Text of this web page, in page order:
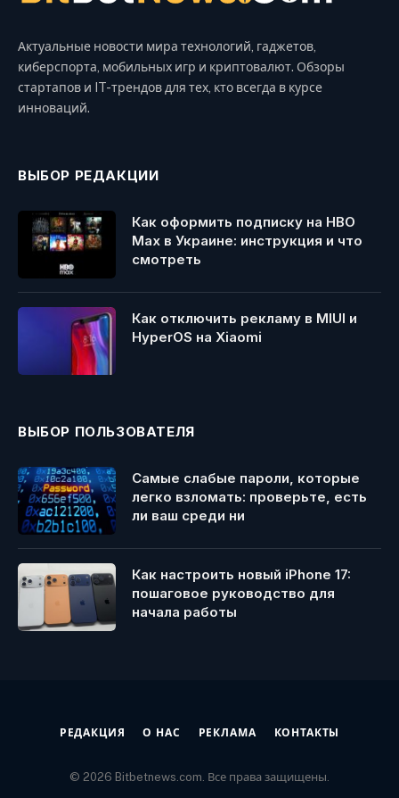
Актуальные новости мира технологий, гаджетов,
киберспорта, мобильных игр и криптовалют. Обзоры
стартапов и IT-трендов для тех, кто всегда в курсе
инноваций.
ВЫБОР РЕДАКЦИИ
Как оформить подписку на HBO
Max в Украине: инструкция и что
смотреть
Как отключить рекламу в MIUI и
HyperOS на Xiaomi
ВЫБОР ПОЛЬЗОВАТЕЛЯ
Самые слабые пароли, которые
легко взломать: проверьте, есть
ли ваш среди ни
Как настроить новый iPhone 17:
пошаговое руководство для
начала работы
РЕДАКЦИЯ О НАС РЕКЛАМА КОНТАКТЫ
© 2026 Bitbetnews.com. Все права защищены.